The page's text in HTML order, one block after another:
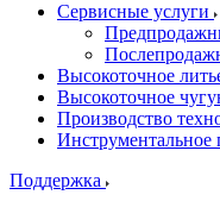
Сервисные услуги
Высокоточное
Высокоточное
Производство
Инструментальное
Поддержка